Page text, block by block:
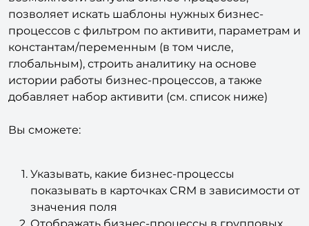
процессов с фильтром по активити, параметрам и
константам/переменным (в том числе,
глобальным), строить аналитику на основе
истории работы бизнес-процессов, а также
добавляет набор активити (см. список ниже)
показывать в карточках CRM в зависимости от
значения поля
Отображать бизнес-процессы в групповых
действиях в списках в CRM